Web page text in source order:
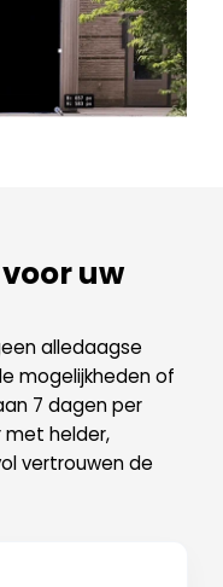
uw
alledaagse
mogelijkheden of
7 dagen per
met helder,
vertrouwen de